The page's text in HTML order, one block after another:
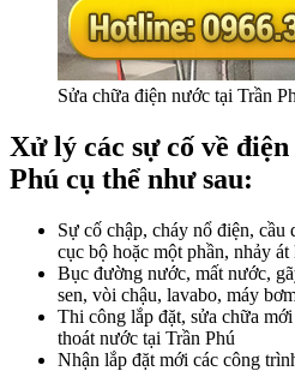
Sửa chữa điện nước tại Trần
Xử lý các sự cố về
Phú cụ thể như sau:
Sự cố chập, cháy nổ điện, cầu
cục bộ hoặc một phần, nhảy
Bục đường nước, mất nước,
sen, vòi chậu, lavabo, máy
Thi công lắp đặt, sửa chữa
thoát nước tại Trần Phú
Nhận lắp đặt mới các công